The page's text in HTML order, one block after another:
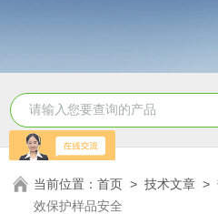
当前位置：首页 >技术文章 >
效保护样品安全